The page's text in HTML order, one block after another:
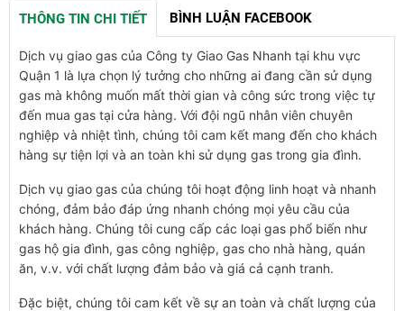
THÔNG TIN CHI TIẾT BÌNH LUẬN FACEBOOK
Dịch vụ giao gas của Công ty Giao Gas Nhanh tại khu vực
Quận 1 là lựa chọn lý tưởng cho những ai đang cần sử dụng
gas mà không muốn mất thời gian và công sức trong việc tự
đến mua gas tại cửa hàng. Với đội ngũ nhân viên chuyên
nghiệp và nhiệt tình, chúng tôi cam kết mang đến cho khách
hàng sự tiện lợi và an toàn khi sử dụng gas trong gia đình.
Dịch vụ giao gas của chúng tôi hoạt động linh hoạt và nhanh
chóng, đảm bảo đáp ứng nhanh chóng mọi yêu cầu của
khách hàng. Chúng tôi cung cấp các loại gas phổ biến như
gas hộ gia đình, gas công nghiệp, gas cho nhà hàng, quán
ăn, v.v. với chất lượng đảm bảo và giá cả cạnh tranh.
Đặc biệt, chúng tôi cam kết về sự an toàn và chất lượng của